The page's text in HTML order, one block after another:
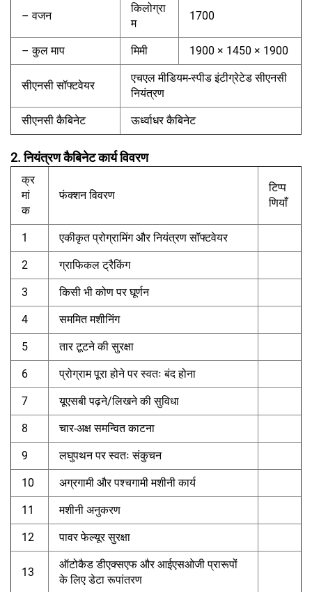
– वजन
किलोग्रा
म
1700
– कुल माप मिमी 1900 × 1450 × 1900
सीएनसी सॉफ्टवेयर
एचएल मीडियम-स्पीड इंटीग्रेटेड सीएनसी
नियंत्रण
सीएनसी कैबिनेट ऊर्ध्वाधर कैबिनेट
2. नियंत्रण कैबिनेट कार्य विवरण
क्र
मां
क
फंक्शन विवरण
टिप्प
णियाँ
1 एकीकृत प्रोग्रामिंग और नियंत्रण सॉफ्टवेयर
2 ग्राफिकल ट्रैकिंग
3 किसी भी कोण पर घूर्णन
4 सममित मशीनिंग
5 तार टूटने की सुरक्षा
6 प्रोग्राम पूरा होने पर स्वतः बंद होना
7 यूएसबी पढ़ने/लिखने की सुविधा
8 चार-अक्ष समन्वित काटना
9 लघुपथन पर स्वतः संकुचन
10 अग्रगामी और पश्चगामी मशीनी कार्य
11 मशीनी अनुकरण
12 पावर फेल्यूर सुरक्षा
13
ऑटोकैड डीएक्सएफ और आईएसओजी प्रारूपों
के लिए डेटा रूपांतरण